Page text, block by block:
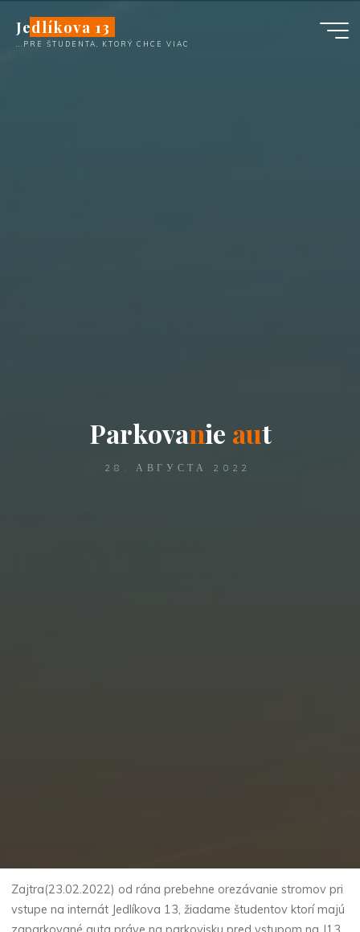
содержимому
Jedlíkova 13
...PRE ŠTUDENTA, KTORÝ CHCE VIAC
Parkovanie aut
28. АВГУСТА 2022
Zajtra(23.02.2022) od rána prebehne orezávanie stromov pri
vstupe na internát Jedlíkova 13, žiadame študentov ktorí majú